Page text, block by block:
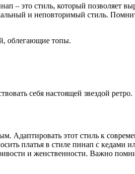
– это стиль, который позволяет
и неповторимый стиль.
облегающие топы.
себя настоящей звездой ретро.
Адаптировать этот стиль к
платья в стиле пинап с кедами
и женственности. Важно